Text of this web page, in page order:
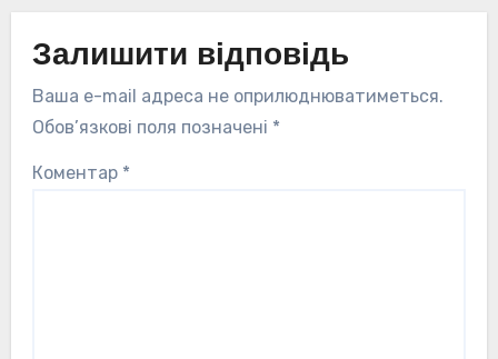
Залишити відповідь
Ваша e-mail адреса не оприлюднюватиметься.
Обов’язкові поля позначені *
Коментар *